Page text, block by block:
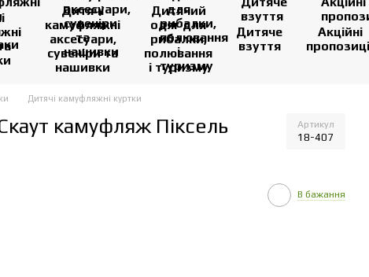
Дитячі
камуфляжні
аксесуари,
сувеніри та
нашивки
Дитячий
одяг для
рибалки,
полювання
і туризму
Дитяче
взуття
Акційні
Дитячі камуфляжні куртки
камуфляж Піксель Артикул
18-407
В бажання